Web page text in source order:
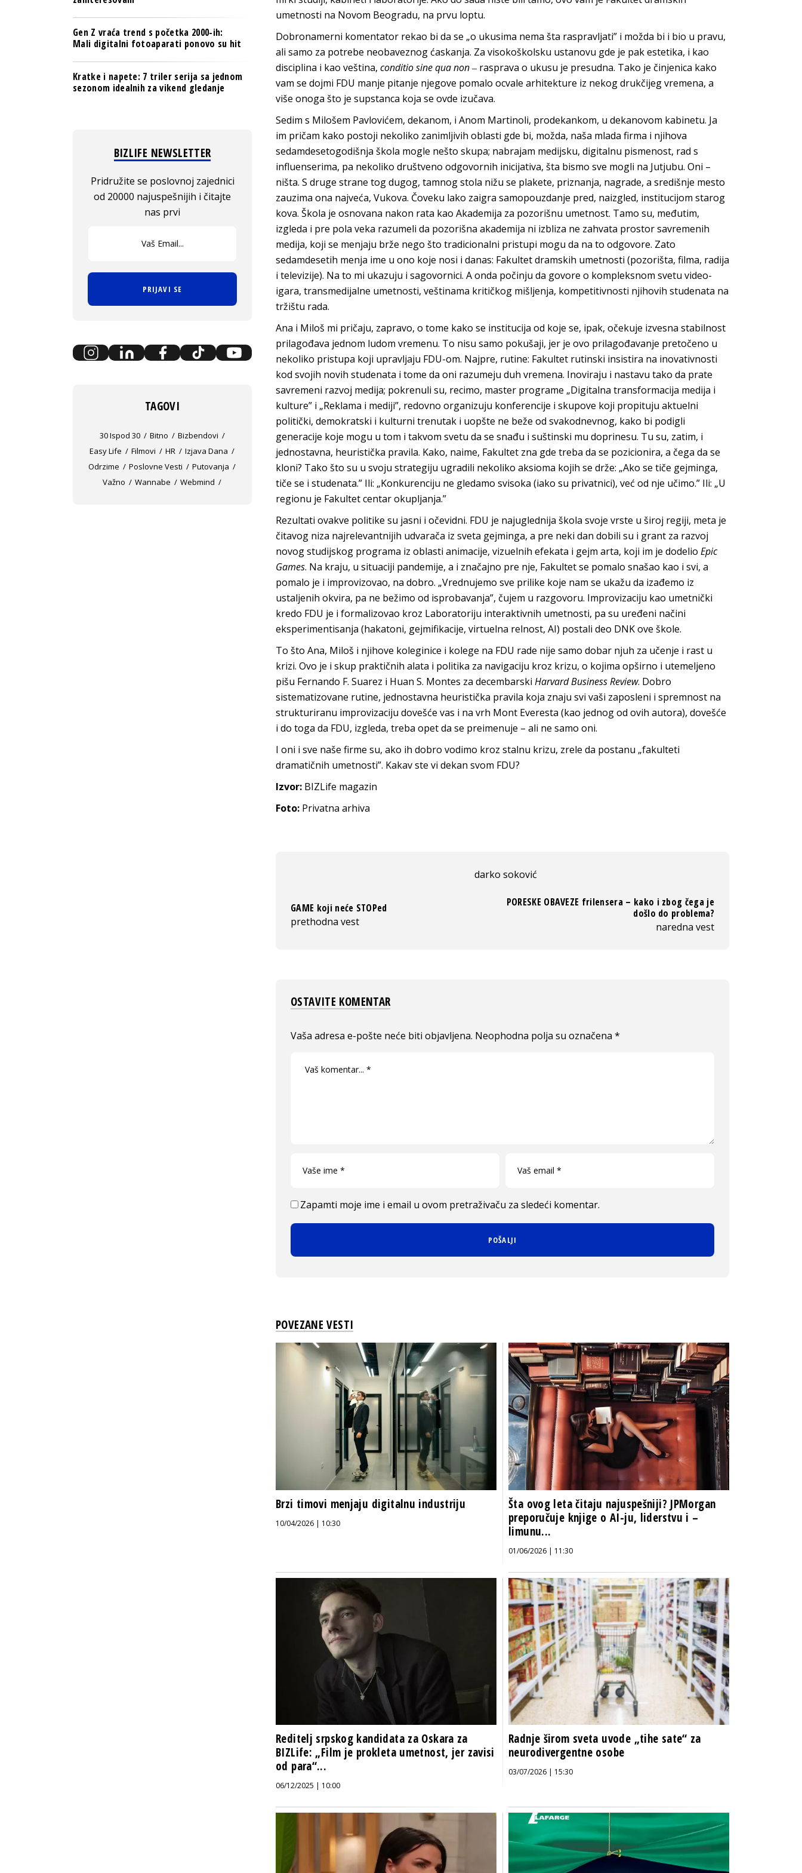
umetnosti na Novom Beogradu, na prvu loptu.
Dobronamerni komentator rekao bi da se „o ukusima nema šta raspravljati” i možda bi i bio u pravu,
ali samo za potrebe neobaveznog ćaskanja. Za visokoškolsku ustanovu gde je pak estetika, i kao
disciplina i kao veština, conditio sine qua non‒ rasprava o ukusu je presudna. Tako je činjenica kako
vam se dojmi FDU manje pitanje njegove pomalo ocvale arhitekture iz nekog drukčijeg vremena, a
više onoga što je supstanca koja se ovde izučava.
Sedim s Milošem Pavlovićem, dekanom, i Anom Martinoli, prodekankom, u dekanovom kabinetu. Ja
im pričam kako postoji nekoliko zanimljivih oblasti gde bi, možda, naša mlada firma i njihova
sedamdesetogodišnja škola mogle nešto skupa; nabrajam medijsku, digitalnu pismenost, rad s
influenserima, pa nekoliko društveno odgovornih inicijativa, šta bismo sve mogli na Jutjubu. Oni –
ništa. S druge strane tog dugog, tamnog stola nižu se plakete, priznanja, nagrade, a središnje mesto
zauzima ona najveća, Vukova. Čoveku lako zaigra samopouzdanje pred, naizgled, institucijom starog
kova. Škola je osnovana nakon rata kao Akademija za pozorišnu umetnost. Tamo su, međutim,
izgleda i pre pola veka razumeli da pozorišna akademija ni izbliza ne zahvata prostor savremenih
medija, koji se menjaju brže nego što tradicionalni pristupi mogu da na to odgovore. Zato
sedamdesetih menja ime u ono koje nosi i danas: Fakultet dramskih umetnosti (pozorišta, filma, radija
i televizije). Na to mi ukazuju i sagovornici. A onda počinju da govore o kompleksnom svetu video-
igara, transmedijalne umetnosti, veštinama kritičkog mišljenja, kompetitivnosti njihovih studenata na
tržištu rada.
Ana i Miloš mi pričaju, zapravo, o tome kako se institucija od koje se, ipak, očekuje izvesna stabilnost
prilagođava jednom ludom vremenu. To nisu samo pokušaji, jer je ovo prilagođavanje pretočeno u
nekoliko pristupa koji upravljaju FDU-om. Najpre, rutine: Fakultet rutinski insistira na inovativnosti
kod svojih novih studenata i tome da oni razumeju duh vremena. Inoviraju i nastavu tako da prate
savremeni razvoj medija; pokrenuli su, recimo, master programe „Digitalna transformacija medija i
kulture” i „Reklama i mediji”, redovno organizuju konferencije i skupove koji propituju aktuelni
politički, demokratski i kulturni trenutak i uopšte ne beže od svakodnevnog, kako bi podigli
generacije koje mogu u tom i takvom svetu da se snađu i suštinski mu doprinesu. Tu su, zatim, i
jednostavna, heuristička pravila. Kako, naime, Fakultet zna gde treba da se pozicionira, a čega da se
kloni? Tako što su u svoju strategiju ugradili nekoliko aksioma kojih se drže: „Ako se tiče gejminga,
tiče se i studenata.” Ili: „Konkurenciju ne gledamo svisoka (iako su privatnici), već od nje učimo.” Ili: „U
regionu je Fakultet centar okupljanja.”
Rezultati ovakve politike su jasni i očevidni. FDU je najuglednija škola svoje vrste u široj regiji, meta je
čitavog niza najrelevantnijih udvarača iz sveta gejminga, a pre neki dan dobili su i grant za razvoj
novog studijskog programa iz oblasti animacije, vizuelnih efekata i gejm arta, koji im je dodelio Epic
Games. Na kraju, u situaciji pandemije, a i značajno pre nje, Fakultet se pomalo snašao kao i svi, a
pomalo je i improvizovao, na dobro. „Vrednujemo sve prilike koje nam se ukažu da izađemo iz
ustaljenih okvira, pa ne bežimo od isprobavanja”, čujem u razgovoru. Improvizaciju kao umetnički
kredo FDU je i formalizovao kroz Laboratoriju interaktivnih umetnosti, pa su uređeni načini
eksperimentisanja (hakatoni, gejmifikacije, virtuelna relnost, AI) postali deo DNK ove škole.
To što Ana, Miloš i njihove koleginice i kolege na FDU rade nije samo dobar njuh za učenje i rast u
krizi. Ovo je i skup praktičnih alata i politika za navigaciju kroz krizu, o kojima opširno i utemeljeno
pišu Fernando F. Suarez i Huan S. Montes za decembarski Harvard Business Review. Dobro
sistematizovane rutine, jednostavna heuristička pravila koja znaju svi vaši zaposleni i spremnost na
strukturiranu improvizaciju dovešće vas i na vrh Mont Everesta (kao jednog od ovih autora), dovešće
i do toga da FDU, izgleda, treba opet da se preimenuje – ali ne samo oni.
I oni i sve naše firme su, ako ih dobro vodimo kroz stalnu krizu, zrele da postanu „fakulteti
dramatičnih umetnosti”. Kakav ste vi dekan svom FDU?
Izvor: BIZLife magazin
Foto: Privatna arhiva
darko soković
GAME koji neće STOPed
prethodna vest
PORESKE OBAVEZE frilensera – kako i zbog čega je
došlo do problema?
naredna vest
OSTAVITE KOMENTAR
Vaša adresa e-pošte neće biti objavljena. Neophodna polja su označena *
Zapamti moje ime i email u ovom pretraživaču za sledeći komentar.
POVEZANE VESTI
Brzi timovi menjaju digitalnu industriju
10/04/2026 | 10:30
Šta ovog leta čitaju najuspešniji? JPMorgan
preporučuje knjige o AI-ju, liderstvu i –
limunu...
01/06/2026 | 11:30
Reditelj srpskog kandidata za Oskara za
BIZLife: „Film je prokleta umetnost, jer zavisi
od para“...
06/12/2025 | 10:00
Radnje širom sveta uvode „tihe sate“ za
neurodivergentne osobe
03/07/2026 | 15:30
Gen Z vraća trend s početka 2000-ih:
Mali digitalni fotoaparati ponovo su hit
Kratke i napete: 7 triler serija sa jednom
sezonom idealnih za vikend gledanje
BIZLIFE NEWSLETTER
Pridružite se poslovnoj zajednici
od 20000 najuspešnijih i čitajte
nas prvi
PRIJAVI SE
TAGOVI
30 Ispod 30 Bitno
Bizbendovi
Easy Life
Filmovi HR
Izjava Dana
Odrzime
Poslovne Vesti
Putovanja
Važno
Wannabe Webmind